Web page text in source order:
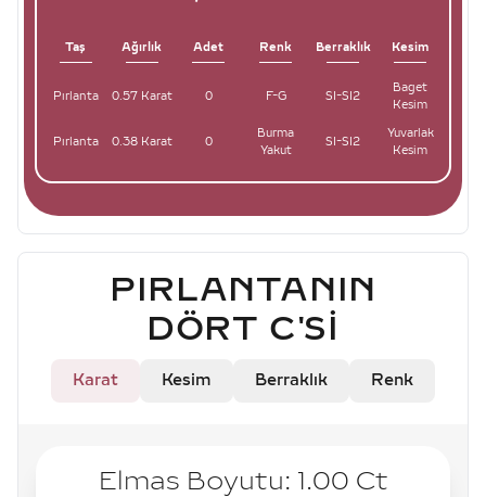
Taş Ağırlık Adet Renk Berraklık Kesim
Pırlanta 0.57 Karat 0 F-G SI-SI2
Baget
Kesim
Pırlanta 0.38 Karat 0
Burma
Yakut
SI-SI2
Yuvarlak
Kesim
PIRLANTANIN
DÖRT C'SI
Karat Kesim Berraklık Renk
Elmas Boyutu: 1.00 Ct